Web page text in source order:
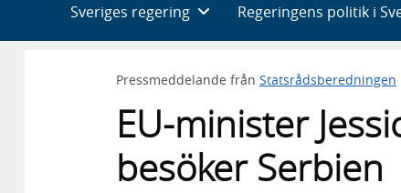
Sveriges regering Regeringens politik i
Pressmeddelande från Statsrådsberedningen
EU-minister
besöker Serbien